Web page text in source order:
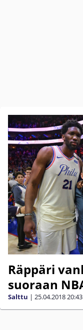
Räppäri
suoraan
Salttu | 25.04.201820:43